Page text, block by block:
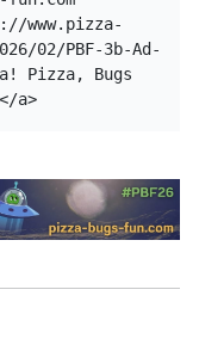
www.pizza-
02/PBF-3b-Ad-
Pizza, Bugs
a>